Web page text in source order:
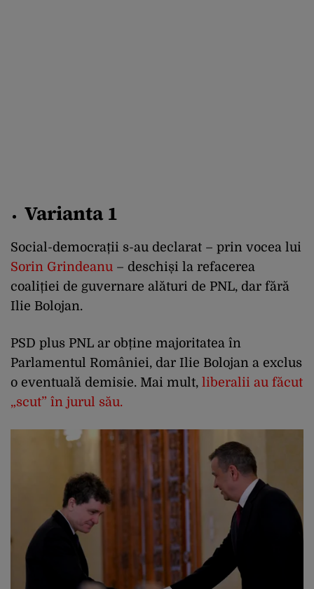
Varianta 1
Social-democrații s-au declarat – prin vocea lui
Sorin Grindeanu – deschiși la refacerea
coaliției de guvernare alături de PNL, dar fără
Ilie Bolojan.
PSD plus PNL ar obține majoritatea în
Parlamentul României, dar Ilie Bolojan a exclus
o eventuală demisie. Mai mult, liberalii au făcut
„scut” în jurul său.